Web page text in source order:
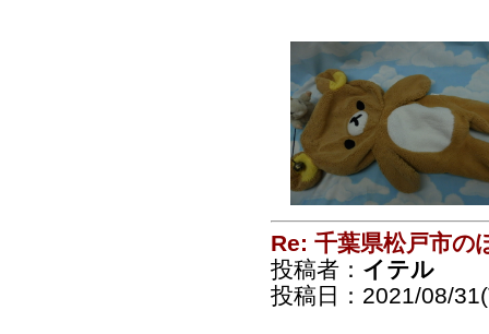
Re: 千葉県松戸市の
投稿者： イテル
投稿日：2021/08/